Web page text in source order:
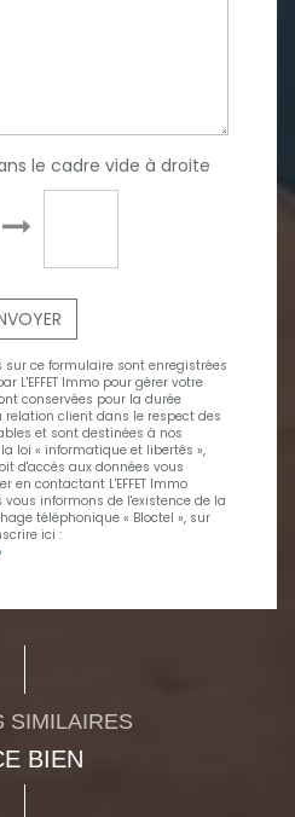
le cadre vide à droite
sur ce formulaire sont enregistrées
L'EFFET Immo pour gérer votre
conservées pour la durée
client dans le respect des
et sont destinées à nos
loi « informatique et libertés »,
d'accès aux données vous
en contactant L'EFFET Immo
informons de l'existence de la
téléphonique « Bloctel », sur
ici :
SIMILAIRES
BIEN